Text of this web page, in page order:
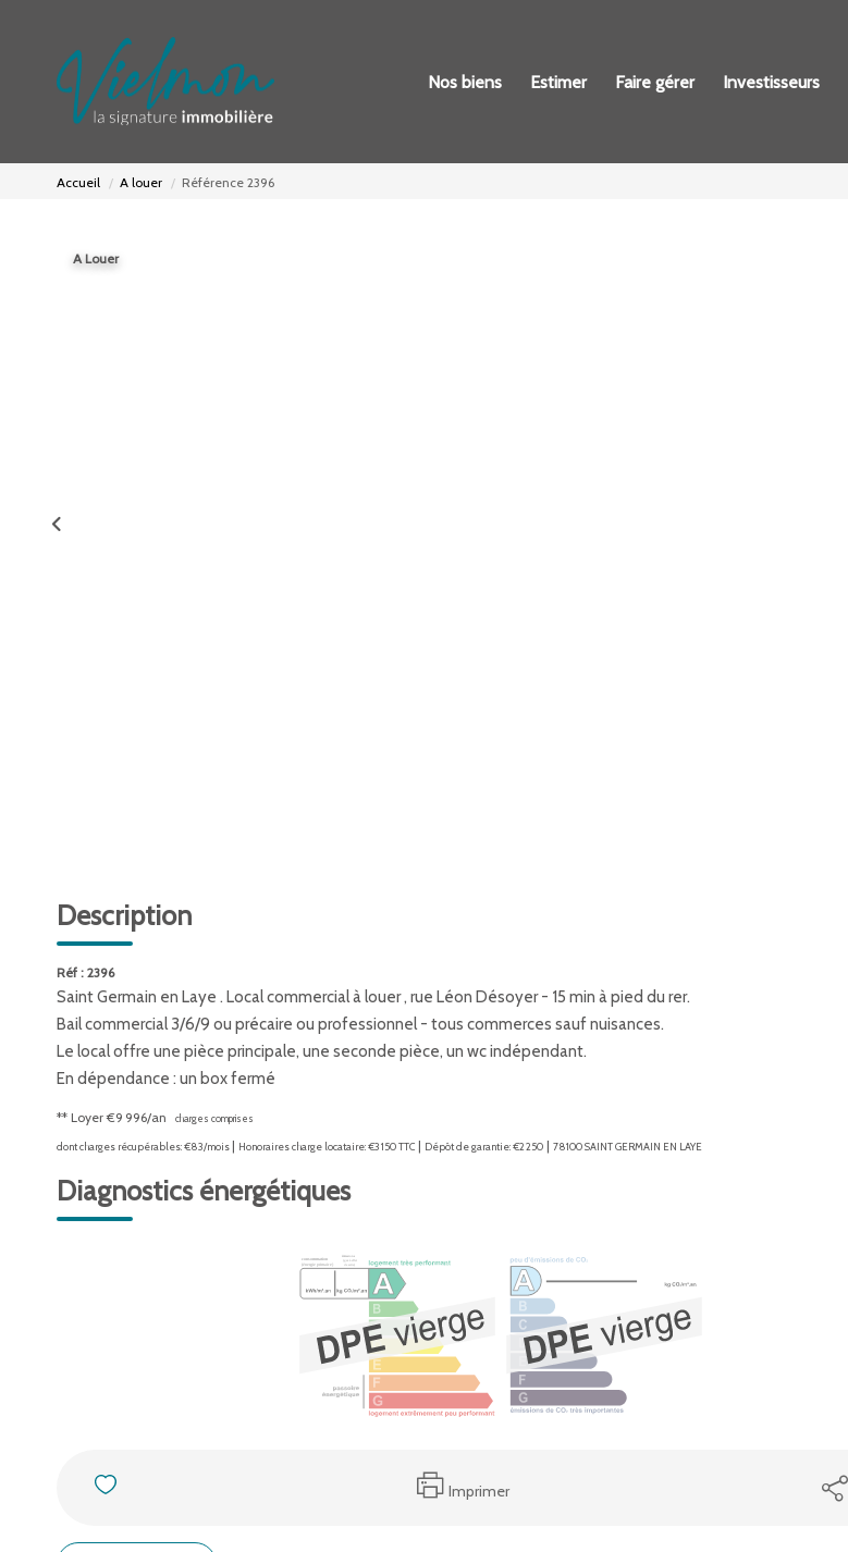
Nos biens Estimer Faire gérer Investisseurs
Accueil A louer Référence 2396
A Louer
Description
Réf : 2396
Saint Germain en Laye . Local commercial à louer , rue Léon Désoyer - 15 min à pied du rer.
Bail commercial 3/6/9 ou précaire ou professionnel - tous commerces sauf nuisances.
Le local offre une pièce principale, une seconde pièce, un wc indépendant.
En dépendance : un box fermé
** Loyer €9 996/an charges comprises
dont charges récupérables: €83/mois| Honoraires charge locataire: €3 150 TTC | Dépôt de garantie: €2 250 | 78100 SAINT GERMAIN EN LAYE
Diagnostics énergétiques
Imprimer